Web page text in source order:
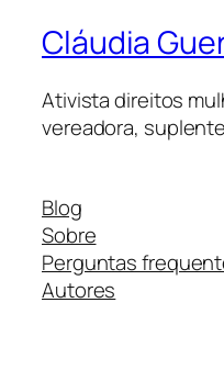
Cláudia
Ativista direitos
vereadora,
Blog
Sobre
Perguntas
Autores